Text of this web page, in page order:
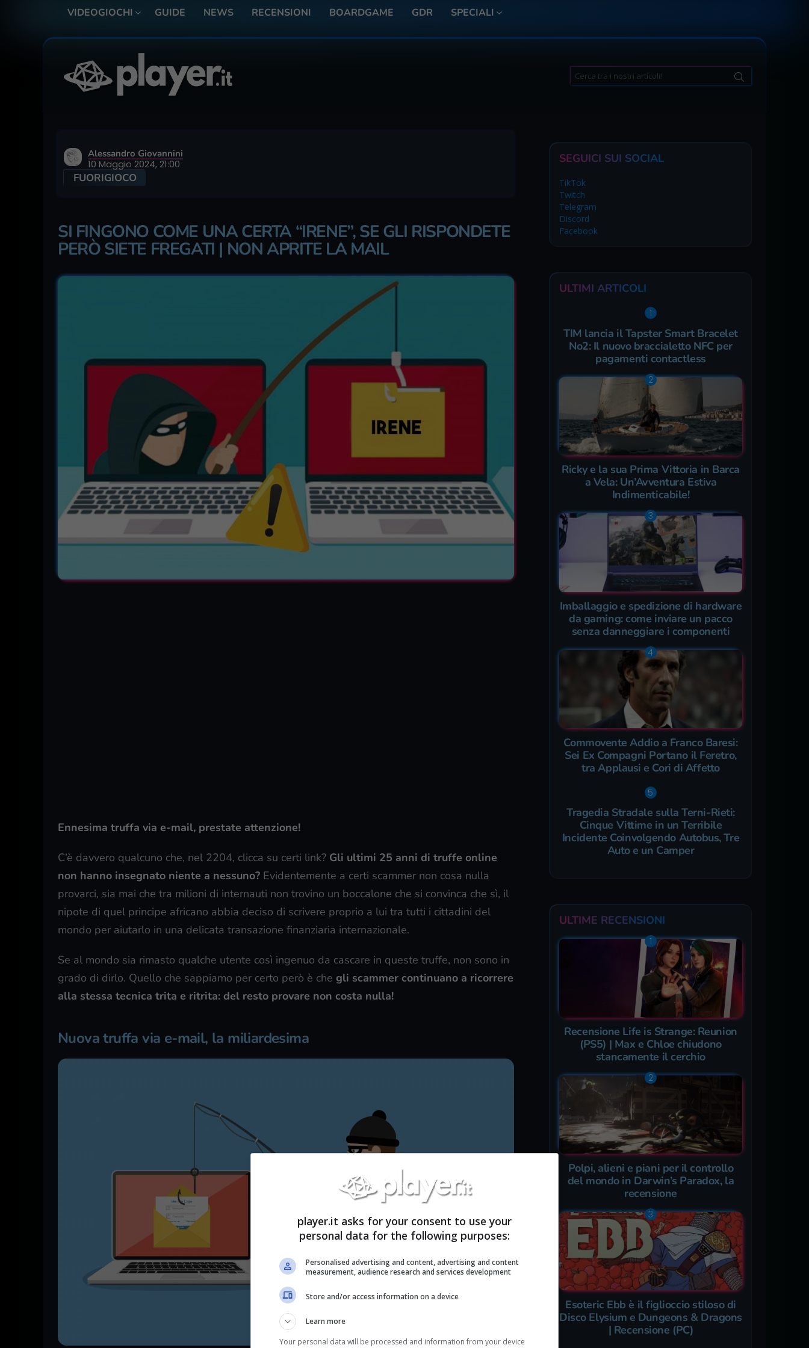
VIDEOGIOCHI GUIDE NEWS RECENSIONI BOARDGAME GDR SPECIALI
Search
for:
Alessandro Giovannini
10 Maggio 2024, 21:00
FUORIGIOCO
SI FINGONO COME UNA CERTA “IRENE”, SE GLI RISPONDETE
PERÒ SIETE FREGATI | NON APRITE LA MAIL
Ennesima truffa via e-mail, prestate attenzione!
C’è davvero qualcuno che, nel 2204, clicca su certi link? Gli ultimi 25 anni di truffe online
non hanno insegnato niente a nessuno? Evidentemente a certi scammer non cosa nulla
provarci, sia mai che tra milioni di internauti non trovino un boccalone che si convinca che sì, il
nipote di quel principe africano abbia deciso di scrivere proprio a lui tra tutti i cittadini del
mondo per aiutarlo in una delicata transazione finanziaria internazionale.
Se al mondo sia rimasto qualche utente così ingenuo da cascare in queste truffe, non sono in
grado di dirlo. Quello che sappiamo per certo però è che gli scammer continuano a ricorrere
alla stessa tecnica trita e ritrita: del resto provare non costa nulla!
Nuova truffa via e-mail, la miliardesima
SEGUICI SUI SOCIAL
TikTok
Twitch
Telegram
Discord
Facebook
ULTIMI ARTICOLI
TIM lancia il Tapster Smart Bracelet
No2: Il nuovo braccialetto NFC per
pagamenti contactless
Ricky e la sua Prima Vittoria in Barca
a Vela: Un’Avventura Estiva
Indimenticabile!
Imballaggio e spedizione di hardware
da gaming: come inviare un pacco
senza danneggiare i componenti
Commovente Addio a Franco Baresi:
Sei Ex Compagni Portano il Feretro,
tra Applausi e Cori di Affetto
Tragedia Stradale sulla Terni-Rieti:
Cinque Vittime in un Terribile
Incidente Coinvolgendo Autobus, Tre
Auto e un Camper
ULTIME RECENSIONI
Recensione Life is Strange: Reunion
(PS5) | Max e Chloe chiudono
stancamente il cerchio
Polpi, alieni e piani per il controllo
del mondo in Darwin’s Paradox, la
recensione
Esoteric Ebb è il figlioccio stiloso di
Disco Elysium e Dungeons & Dragons
| Recensione (PC)
player.it asks for your consent to use your
personal data for the following purposes:
Personalised advertising and content, advertising and content
measurement, audience research and services development
Store and/or access information on a device
Learn more
Your personal data will be processed and information from your device